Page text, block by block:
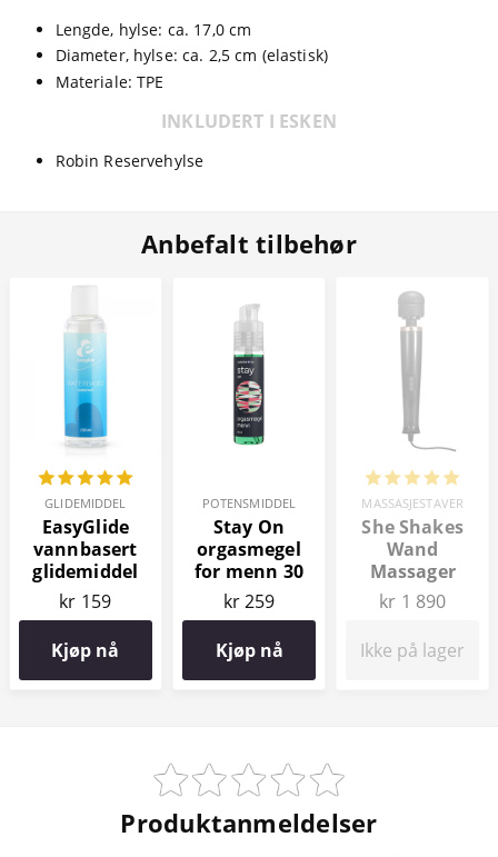
Lengde, hylse: ca. 17,0 cm
Diameter, hylse: ca. 2,5 cm (elastisk)
Materiale: TPE
INKLUDERT I ESKEN
Robin Reservehylse
Anbefalt tilbehør
GLIDEMIDDEL
EasyGlide
vannbasert
glidemiddel
150 ml
kr 159
Kjøp nå
POTENSMIDDEL
Stay On
orgasmegel
for menn 30
ml
kr 259
Kjøp nå
MASSASJESTAVER
She Shakes
Wand
Massager
kr 1 890
Ikke på lager
Produktanmeldelser